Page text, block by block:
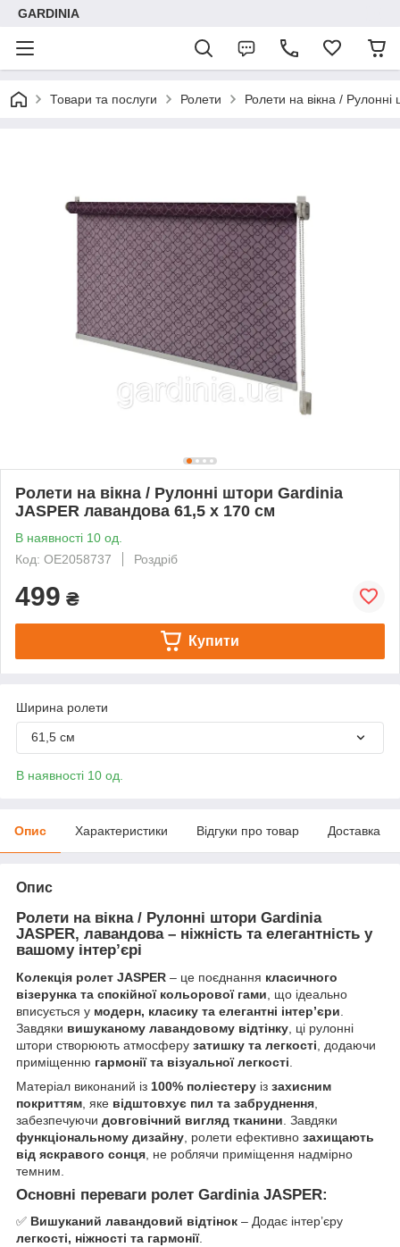
GARDINIA
Товари та послуги Ролети Ролети на вікна /
Ролети на вікна / Рулонні штори Gardinia
JASPER лавандова 61,5 x 170 см
В наявності 10 од.
Код: OE2058737
Роздріб
499 ₴
Купити
Ширина ролети
61,5 см
В наявності 10 од.
Опис Характеристики Відгуки про товар Доставка
Опис
Ролети на вікна / Рулонні штори Gardinia
JASPER, лавандова – ніжність та елегантність у
вашому інтер’єрі
Колекція ролет JASPER – це поєднання класичного
візерунка та спокійної кольорової гами , що ідеально
вписується у модерн, класику та елегантні інтер’єри
Завдяки вишуканому лавандовому відтінку , ці рулонні
штори створюють атмосферу затишку та легкості , додаючи
приміщенню гармонії та візуальної легкості
Матеріал виконаний із 100% поліестеру із захисним
покриттям , яке відштовхує пил та забруднення
забезпечуючи довговічний вигляд тканини . Завдяки
функціональному дизайну , ролети ефективно захищають
від яскравого сонця , не роблячи приміщення надмірно
темним.
Основні переваги ролет Gardinia JASPER:
✅ Вишуканий лавандовий відтінок – Додає інтер’єру
легкості, ніжності та гармонії.